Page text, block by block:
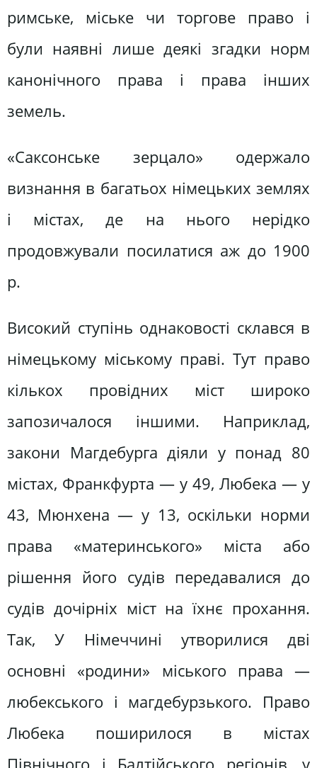
римське, міське чи торгове право і
були наявні лише деякі згадки норм
канонічного права і права інших
земель.
«Саксонське зерцало» одержало
визнання в багатьох німецьких землях
і містах, де на нього нерідко
продовжували посилатися аж до 1900
р.
Високий ступінь однаковості склався в
німецькому міському праві. Тут право
кількох провідних міст широко
запозичалося іншими. Наприклад,
закони Магдебурга діяли у понад 80
містах, Франкфурта — у 49, Любека — у
43, Мюнхена — у 13, оскільки норми
права «материнського» міста або
рішення його судів передавалися до
судів дочірніх міст на їхнє прохання.
Так, У Німеччині утворилися дві
основні «родини» міського права —
любекського і магдебурзького. Право
Любека поширилося в містах